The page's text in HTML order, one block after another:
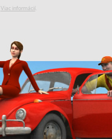
Viac informácií